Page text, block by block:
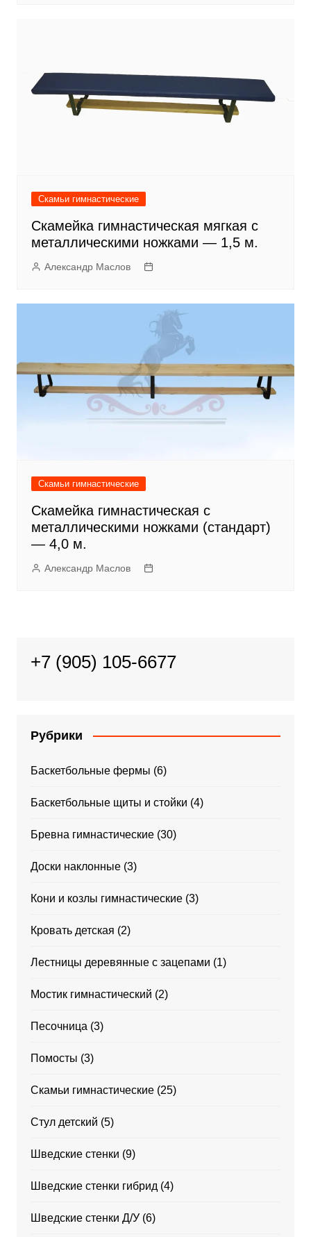
Скамьи гимнастические
Скамейка гимнастическая мягкая с
металлическими ножками — 1,5 м.
Александр Маслов
Скамьи гимнастические
Скамейка гимнастическая с
металлическими ножками (стандарт)
— 4,0 м.
Александр Маслов
+7 (905) 105-6677
Рубрики
Баскетбольные фермы (6)
Баскетбольные щиты и стойки (4)
Бревна гимнастические(30)
Доски наклонные(3)
Кони и козлы гимнастические(3)
Кровать детская (2)
Лестницы деревянные с зацепами (1)
Мостик гимнастический (2)
Песочница (3)
Помосты (3)
Скамьи гимнастические(25)
Стул детский (5)
Шведские стенки (9)
Шведские стенки гибрид (4)
Шведские стенки Д/У(6)